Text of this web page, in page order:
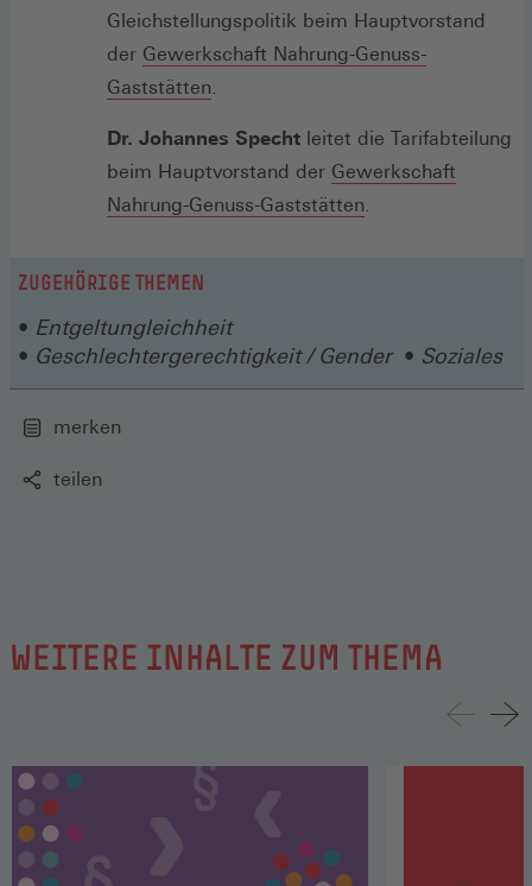
Gleichstellungspolitik beim Hauptvorstand
der Gewerkschaft Nahrung-Genuss-
Gaststätten
einem
neuen
Fenster)
Dr. Johannes Specht leitet die Tarifabteilung
beim Hauptvorstand der Gewerkschaft
Nahrung-Genuss-Gaststätten
ZUGEHÖRIGE THEMEN
Entgeltungleichheit
Geschlechtergerechtigkeit / Gender
Soziales
merken
teilen
WEITERE INHALTE ZUM THEMA